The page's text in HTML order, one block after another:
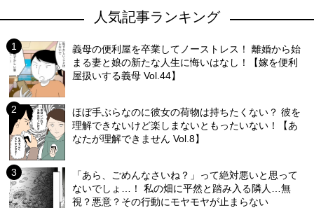
人気記事ランキング
義母の便利屋を卒業してノーストレス！ 離婚から始
まる妻と娘の新たな人生に悔いはなし！【嫁を便利
屋扱いする義母 Vol.44】
ほぼ手ぶらなのに彼女の荷物は持ちたくない？ 彼を
理解できないけど楽しまないともったいない！【あ
なたが理解できません Vol.8】
「あら、ごめんなさいね？」って絶対悪いと思って
ないでしょ…！ 私の畑に平然と踏み入る隣人…無
視？悪意？その行動にモヤモヤが止まらない